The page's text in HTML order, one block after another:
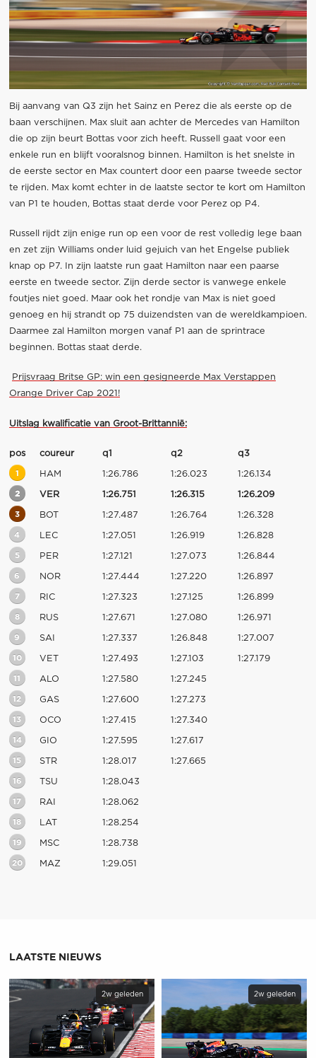
Bij aanvang van Q3 zijn het Sainz en Perez die als eerste op de
baan verschijnen. Max sluit aan achter de Mercedes van Hamilton
die op zijn beurt Bottas voor zich heeft. Russell gaat voor een
enkele run en blijft vooralsnog binnen. Hamilton is het snelste in
de eerste sector en Max countert door een paarse tweede sector
te rijden. Max komt echter in de laatste sector te kort om Hamilton
van P1 te houden, Bottas staat derde voor Perez op P4.
Russell rijdt zijn enige run op een voor de rest volledig lege baan
en zet zijn Williams onder luid gejuich van het Engelse publiek
knap op P7. In zijn laatste run gaat Hamilton naar een paarse
eerste en tweede sector. Zijn derde sector is vanwege enkele
foutjes niet goed. Maar ook het rondje van Max is niet goed
genoeg en hij strandt op 75 duizendsten van de wereldkampioen.
Daarmee zal Hamilton morgen vanaf P1 aan de sprintrace
beginnen. Bottas staat derde.
Prijsvraag Britse GP: win een gesigneerde Max Verstappen
Orange Driver Cap 2021!
Uitslag kwalificatie van Groot-Brittannië:
pos coureur q1 q2 q3
1 HAM 1:26.786 1:26.023 1:26.134
2 VER 1:26.751 1:26.315 1:26.209
3 BOT 1:27.487 1:26.764 1:26.328
4 LEC 1:27.051 1:26.919 1:26.828
5 PER 1:27.121 1:27.073 1:26.844
6 NOR 1:27.444 1:27.220 1:26.897
7 RIC 1:27.323 1:27.125 1:26.899
8 RUS 1:27.671 1:27.080 1:26.971
9 SAI 1:27.337 1:26.848 1:27.007
10 VET 1:27.493 1:27.103 1:27.179
11 ALO 1:27.580 1:27.245
12 GAS 1:27.600 1:27.273
13 OCO 1:27.415 1:27.340
14 GIO 1:27.595 1:27.617
15 STR 1:28.017 1:27.665
16 TSU 1:28.043
17 RAI 1:28.062
18 LAT 1:28.254
19 MSC 1:28.738
20 MAZ 1:29.051
LAATSTE NIEUWS
2w geleden 2w geleden